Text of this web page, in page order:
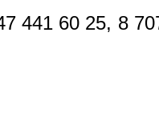
441 60 25, 8